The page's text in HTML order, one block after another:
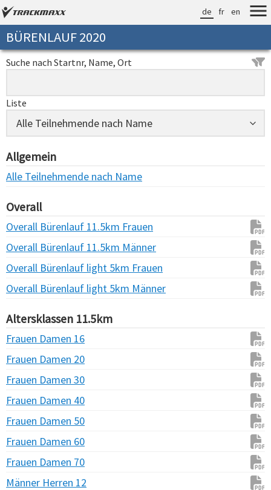
de fr en
BÜRENLAUF 2020
Suche nach Startnr, Name, Ort
Liste
Allgemein
Alle Teilnehmende nach Name
Overall
Overall Bürenlauf 11.5km Frauen
Overall Bürenlauf 11.5km Männer
Overall Bürenlauf light 5km Frauen
Overall Bürenlauf light 5km Männer
Altersklassen 11.5km
Frauen Damen 16
Frauen Damen 20
Frauen Damen 30
Frauen Damen 40
Frauen Damen 50
Frauen Damen 60
Frauen Damen 70
Männer Herren 12